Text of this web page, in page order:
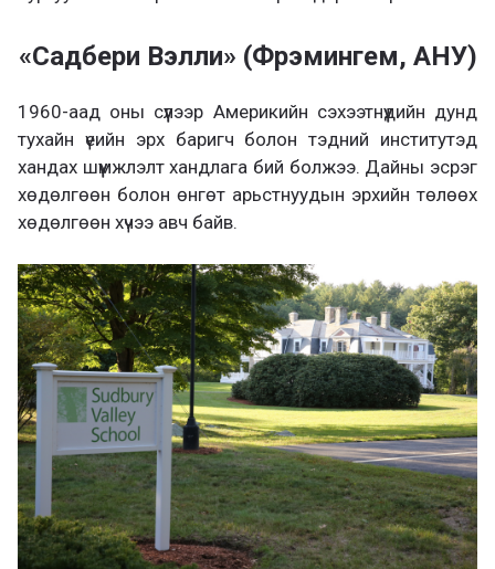
«Садбери Вэлли» (Фрэмингем, АНУ)
1960-аад оны сүүлээр Америкийн сэхээтнүүдийн дунд
тухайн үеийн эрх баригч болон тэдний институтэд
хандах шүүмжлэлт хандлага бий болжээ. Дайны эсрэг
хөдөлгөөн болон өнгөт арьстнуудын эрхийн төлөөх
хөдөлгөөн хүчээ авч байв.